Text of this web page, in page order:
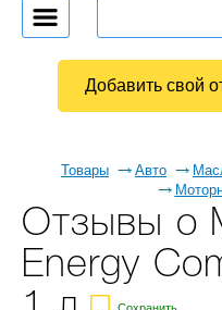
Товары Авто
Отзывы о
Energy
Добавить свой